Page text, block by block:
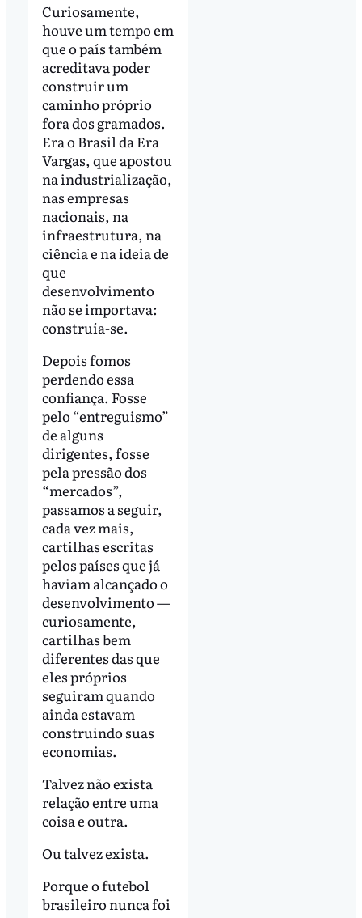
Curiosamente,
houve um tempo em
que o país também
acreditava poder
construir um
caminho próprio
fora dos gramados.
Era o Brasil da Era
Vargas, que apostou
na industrialização,
nas empresas
nacionais, na
infraestrutura, na
ciência e na ideia de
que
desenvolvimento
não se importava:
construía-se.
Depois fomos
perdendo essa
confiança. Fosse
pelo “entreguismo”
de alguns
dirigentes, fosse
pela pressão dos
“mercados”,
passamos a seguir,
cada vez mais,
cartilhas escritas
pelos países que já
haviam alcançado o
desenvolvimento —
curiosamente,
cartilhas bem
diferentes das que
eles próprios
seguiram quando
ainda estavam
construindo suas
economias.
Talvez não exista
relação entre uma
coisa e outra.
Ou talvez exista.
Porque o futebol
brasileiro nunca foi